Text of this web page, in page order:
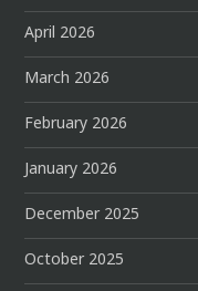
April 2026
March 2026
February 2026
January 2026
December 2025
October 2025